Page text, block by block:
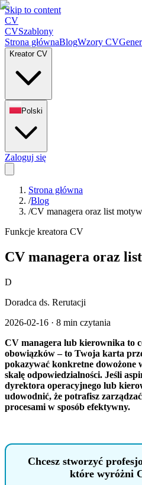
Skip to content
CV
CVSzablony
Strona głównaBlogWzory CV
Kreator CV
Polski
Zaloguj się
Strona główna
/Blog
/CV managera oraz list
Funkcje kreatora CV
CV managera oraz
D
Doradca ds. Rerutacji
2026-02-16 · 8 min czytania
CV managera lub kierownika to
obowiązków – to Twoja karta
pokazywać konkretne dowożone
skalę odpowiedzialności. Jeśli
dyrektora operacyjnego lub
udowodnić, że potrafisz
procesami w sposób efektywny.
Chcesz stworzyć
które wyróżni